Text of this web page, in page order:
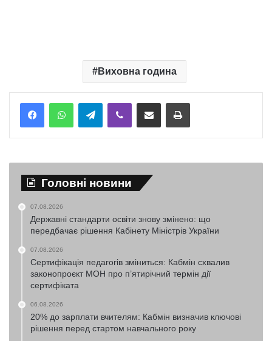
Виховна година
TelegramViber Надіслати електронною поштоюНадрукувати
Головні новини
07.08.2026
Державні стандарти освіти знову змінено: що
передбачає рішення Кабінету Міністрів України
07.08.2026
Сертифікація педагогів зміниться: Кабмін схвалив
законопроєкт МОН про п’ятирічний термін дії
сертифіката
06.08.2026
20% до зарплати вчителям: Кабмін визначив ключові
рішення перед стартом навчального року